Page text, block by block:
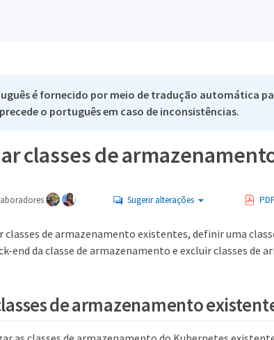
é fornecido por meio de tradução automática
o português em caso de inconsistências.
classes de
Sugerir alterações
classes de armazenamento existentes, definir uma
end da classe de armazenamento e excluir classes de
de armazenamento